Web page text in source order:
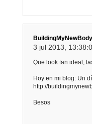
BuildingMyNewBody
3 jul 2013,
Que look tan ideal,
Hoy en mi blog: Un
http://
Besos